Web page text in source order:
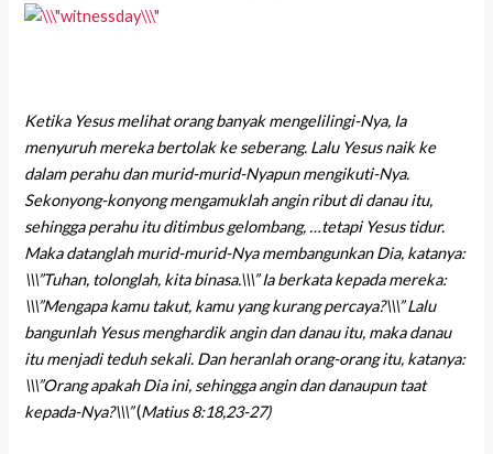
Ketika Yesus melihat orang banyak mengelilingi-Nya, Ia
menyuruh mereka bertolak ke seberang. Lalu Yesus naik ke
dalam perahu dan murid-murid-Nyapun mengikuti-Nya.
Sekonyong-konyong mengamuklah angin ribut di danau itu,
sehingga perahu itu ditimbus gelombang, …tetapi Yesus tidur.
Maka datanglah murid-murid-Nya membangunkan Dia, katanya:
\\\”Tuhan, tolonglah, kita binasa.\\\” Ia berkata kepada mereka:
\\\”Mengapa kamu takut, kamu yang kurang percaya?\\\” Lalu
bangunlah Yesus menghardik angin dan danau itu, maka danau
itu menjadi teduh sekali. Dan heranlah orang-orang itu, katanya:
\\\”Orang apakah Dia ini, sehingga angin dan danaupun taat
kepada-Nya?\\\”(Matius 8:18,23-27)